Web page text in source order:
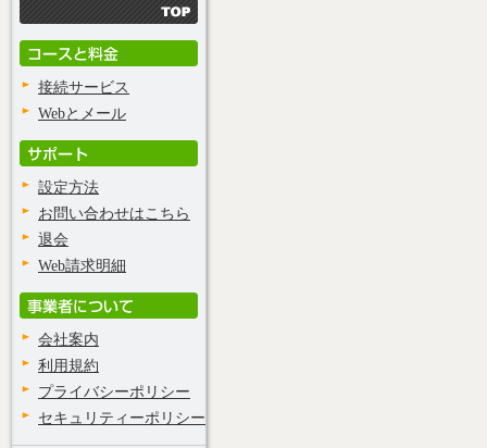
接続サービス
Webとメール
設定方法
お問い合わせはこちら
退会
Web請求明細
会社案内
利用規約
プライバシーポリシー
セキュリティーポリシー